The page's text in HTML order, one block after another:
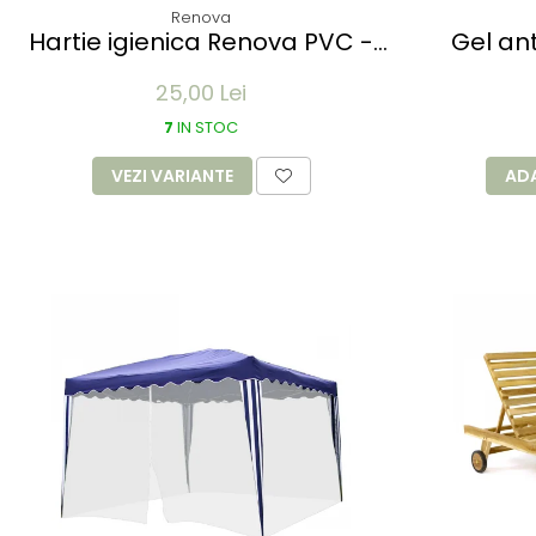
Renova
Hartie igienica Renova PVC -
25,00 Lei
7 IN STOC
VEZI VARIANTE
Gel